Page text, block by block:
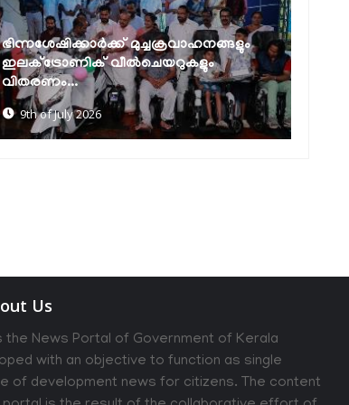
ഗ്രാമീണ യാത്രാക്ലേശത്തിന് പരിഹാരവും
വനിതാ സംരംഭകർക്ക് തുണയുമായി
കുടുംബശ്രീയുടെ...
6th of July 2026
Us
the News Portal of Government of Kerala
with an objective to function as single
of development news for citizens. The content